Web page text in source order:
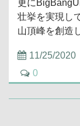
更に
壮挙を実現し
山頂峰を創造
11/25/2020
0